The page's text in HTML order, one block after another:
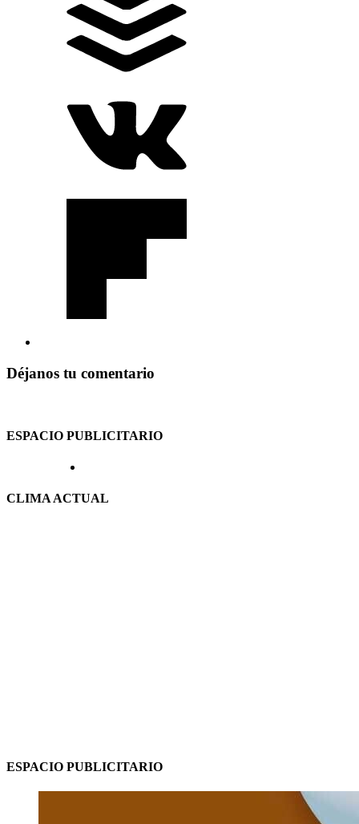
Déjanos tu comentario
ESPACIO PUBLICITARIO
CLIMA ACTUAL
ESPACIO PUBLICITARIO